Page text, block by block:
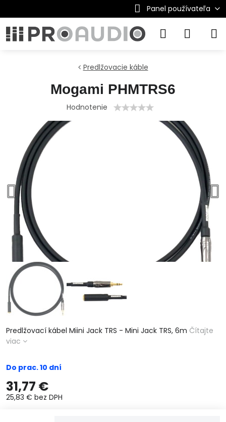
Panel používateľa
Predlžovacie káble
Mogami PHMTRS6
Hodnotenie
Predlžovací kábel Miini Jack TRS - Mini Jack TRS, 6m Čítajte
viac
Do prac. 10 dní
31,77 €
25,83 € bez DPH